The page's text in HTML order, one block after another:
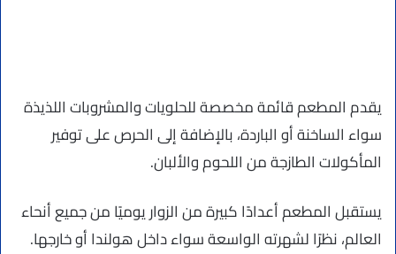
يقدم المطعم قائمة مخصصة للحلويات والمشروبات اللذيذة
سواء الساخنة أو الباردة، بالإضافة إلى الحرص على توفير
المأكولات الطازجة من اللحوم والألبان.
يستقبل المطعم أعدادًا كبيرة من الزوار يوميًا من جميع أنحاء
العالم، نظرًا لشهرته الواسعة سواء داخل هولندا أو خارجها.